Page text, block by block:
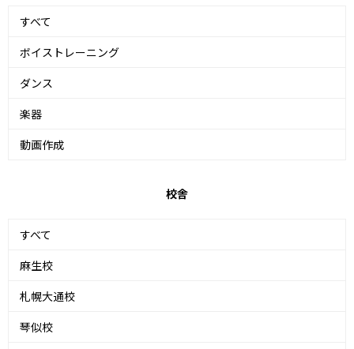
すべて
ボイストレーニング
ダンス
楽器
動画作成
校舎
すべて
麻生校
札幌大通校
琴似校